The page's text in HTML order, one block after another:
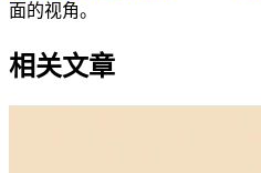
面的视角。
相关文章